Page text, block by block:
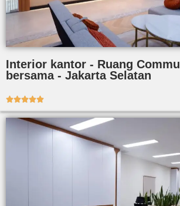
Interior kantor - Ruang
bersama - Jakarta Selatan
